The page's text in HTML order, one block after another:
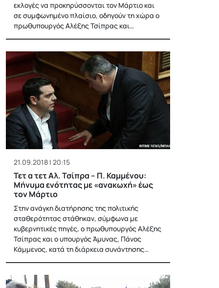
εκλογές να προκηρύσσονται τον Μάρτιο και
σε συμφωνημένο πλαίσιο, οδηγούν τη χώρα ο
πρωθυπουργός Αλέξης Τσίπρας και…
21.09.2018 | 20:15
Τετ α τετ Αλ. Τσίπρα – Π. Καμμένου:
Μήνυμα ενότητας με «ανακωχή» έως
τον Μάρτιο
Στην ανάγκη διατήρησης της πολιτικής
σταθερότητας στάθηκαν, σύμφωνα με
κυβερνητικές πηγές, ο πρωθυπουργός Αλέξης
Τσίπρας και ο υπουργός Άμυνας, Πάνος
Κάμμενος, κατά τη διάρκεια συνάντησης…